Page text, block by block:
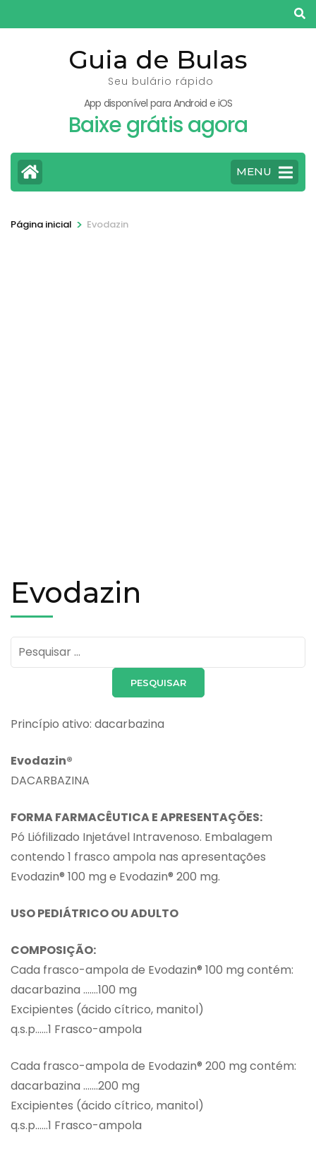
para
Guia de Bulas
Seu bulário rápido
App disponível para Android e iOS
Baixe grátis agora
MENU
Página inicial > Evodazin
Evodazin
Pesquisar
por:
Princípio ativo: dacarbazina
Evodazin®
DACARBAZINA
FORMA FARMACÊUTICA E APRESENTAÇÕES:
Pó Liófilizado Injetável Intravenoso. Embalagem
contendo 1 frasco ampola nas apresentações
Evodazin® 100 mg e Evodazin® 200 mg.
USO PEDIÁTRICO OU ADULTO
COMPOSIÇÃO:
Cada frasco-ampola de Evodazin® 100 mg contém:
dacarbazina …….100 mg
Excipientes (ácido cítrico, manitol)
q.s.p……1 Frasco-ampola
Cada frasco-ampola de Evodazin® 200 mg contém:
dacarbazina …….200 mg
Excipientes (ácido cítrico, manitol)
q.s.p……1 Frasco-ampola